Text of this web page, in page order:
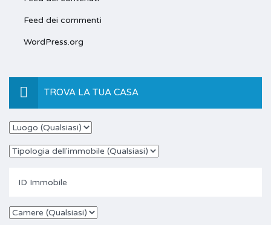
Feed dei commenti
WordPress.org
TROVA LA TUA CASA